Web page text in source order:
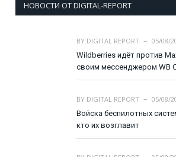
НОВОСТИ ОТ DIGITAL-REPORT
BY DIGITAL REPORT
05/08/
Wildberries идёт против
своим мессенджером WB
BY DIGITAL REPORT
05/08/
Войска беспилотных
кто их возглавит